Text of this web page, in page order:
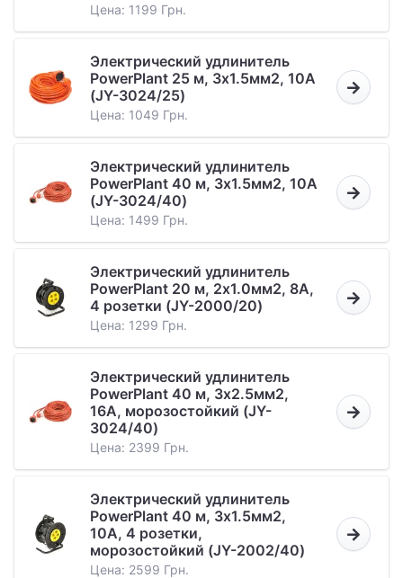
Цена: 1199 Грн.
Электрический удлинитель
PowerPlant 25 м, 3x1.5мм2, 10А
(JY-3024/25)
Цена: 1049 Грн.
Электрический удлинитель
PowerPlant 40 м, 3x1.5мм2, 10А
(JY-3024/40)
Цена: 1499 Грн.
Электрический удлинитель
PowerPlant 20 м, 2x1.0мм2, 8А,
4 розетки (JY-2000/20)
Цена: 1299 Грн.
Электрический удлинитель
PowerPlant 40 м, 3x2.5мм2,
16А, морозостойкий (JY-
3024/40)
Цена: 2399 Грн.
Электрический удлинитель
PowerPlant 40 м, 3x1.5мм2,
10А, 4 розетки,
морозостойкий (JY-2002/40)
Цена: 2599 Грн.